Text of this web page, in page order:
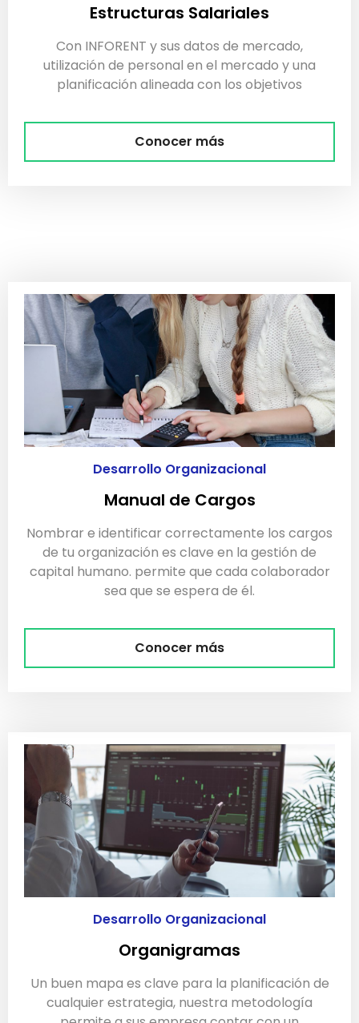
Estructuras Salariales
Con INFORENT y sus datos de mercado,
utilización de personal en el mercado y una
planificación alineada con los objetivos
Conocer más
Desarrollo Organizacional
Manual de Cargos
Nombrar e identificar correctamente los cargos
de tu organización es clave en la gestión de
capital humano. permite que cada colaborador
sea que se espera de él.
Conocer más
Desarrollo Organizacional
Organigramas
Un buen mapa es clave para la planificación de
cualquier estrategia, nuestra metodología